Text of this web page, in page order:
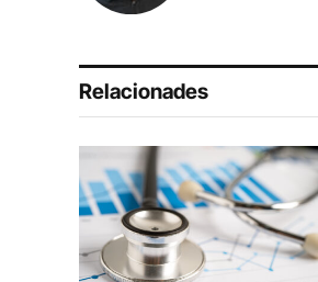
Relacionades